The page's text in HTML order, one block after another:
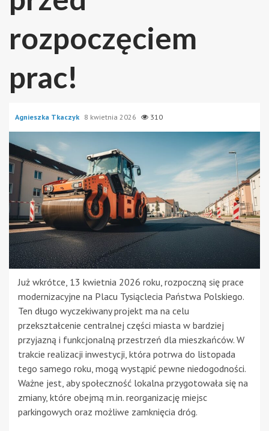
rozpoczęciem
prac!
Agnieszka Tkaczyk 8 kwietnia 2026 310
Już wkrótce, 13 kwietnia 2026 roku, rozpoczną się prace
modernizacyjne na Placu Tysiąclecia Państwa Polskiego.
Ten długo wyczekiwany projekt ma na celu
przekształcenie centralnej części miasta w bardziej
przyjazną i funkcjonalną przestrzeń dla mieszkańców. W
trakcie realizacji inwestycji, która potrwa do listopada
tego samego roku, mogą wystąpić pewne niedogodności.
Ważne jest, aby społeczność lokalna przygotowała się na
zmiany, które obejmą m.in. reorganizację miejsc
parkingowych oraz możliwe zamknięcia dróg.